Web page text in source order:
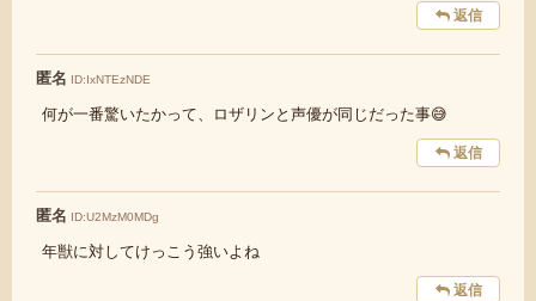
返信
匿名 ID:IxNTEzNDE
何が一番驚いたかって、ロザリンと声優が同じだった事😅
返信
匿名 ID:U2MzM0MDg
年獣に対してけっこう強いよね
返信